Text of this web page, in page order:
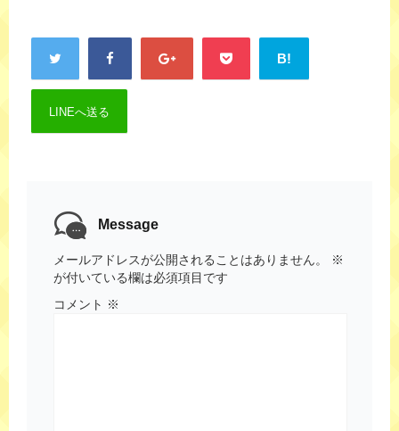
B!
LINEへ送る
Message
メールアドレスが公開されることはありません。
※
が付いている欄は必須項目です
コメント ※